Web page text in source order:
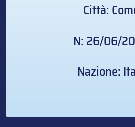
Città:
N: 26/06/
Nazione: